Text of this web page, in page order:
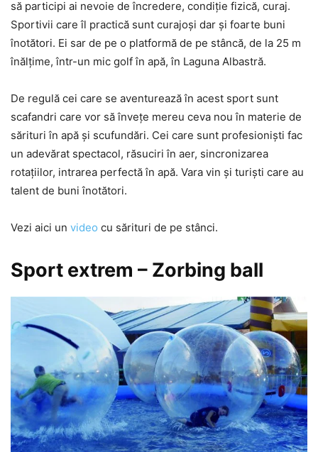
să participi ai nevoie de încredere, condiție fizică, curaj.
Sportivii care îl practică sunt curajoși dar și foarte buni
înotători. Ei sar de pe o platformă de pe stâncă, de la 25 m
înălțime, într-un mic golf în apă, în Laguna Albastră.
De regulă cei care se aventurează în acest sport sunt
scafandri care vor să învețe mereu ceva nou în materie de
sărituri în apă și scufundări. Cei care sunt profesioniști fac
un adevărat spectacol, răsuciri în aer, sincronizarea
rotațiilor, intrarea perfectă în apă. Vara vin și turiști care au
talent de buni înotători.
Vezi aici un video cu sărituri de pe stânci.
Sport extrem – Zorbing ball